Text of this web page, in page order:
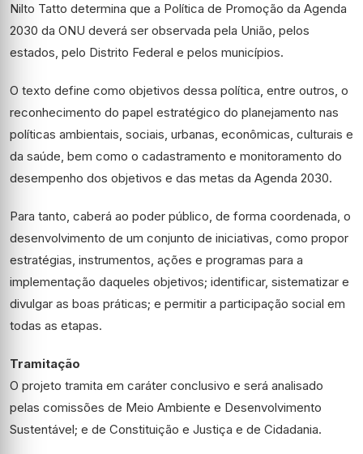
Nilto Tatto determina que a Política de Promoção da Agenda
2030 da ONU deverá ser observada pela União, pelos
estados, pelo Distrito Federal e pelos municípios.
O texto define como objetivos dessa política, entre outros, o
reconhecimento do papel estratégico do planejamento nas
políticas ambientais, sociais, urbanas, econômicas, culturais e
da saúde, bem como o cadastramento e monitoramento do
desempenho dos objetivos e das metas da Agenda 2030.
Para tanto, caberá ao poder público, de forma coordenada, o
desenvolvimento de um conjunto de iniciativas, como propor
estratégias, instrumentos, ações e programas para a
implementação daqueles objetivos; identificar, sistematizar e
divulgar as boas práticas; e permitir a participação social em
todas as etapas.
Tramitação
O projeto tramita em caráter conclusivo e será analisado
pelas comissões de Meio Ambiente e Desenvolvimento
Sustentável; e de Constituição e Justiça e de Cidadania.